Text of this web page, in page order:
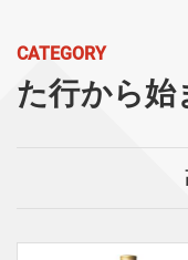
CATEGORY
た行から始